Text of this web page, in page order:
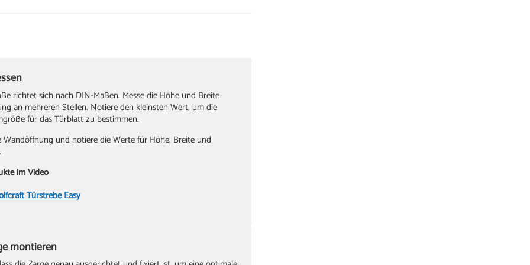
(60 cm, 180 cm)
oder Bohrmaschine
Größe 4
richtet sich nach DIN-Maßen. Messe die Höhe und Breite
an mehreren Stellen. Notiere den kleinsten Wert, um die
für das Türblatt zu bestimmen.
Wandöffnung und notiere die Werte für Höhe, Breite und
im Video
Türstrebe Easy
montieren